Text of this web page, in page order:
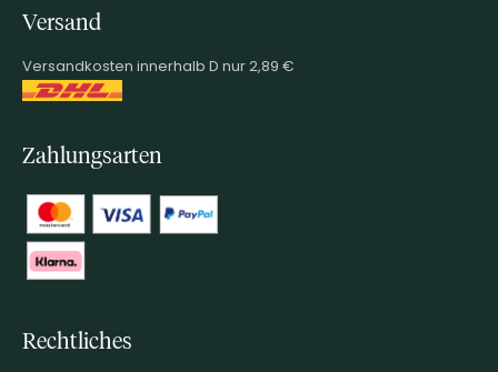
Versand
Versandkosten innerhalb D nur 2,89 €
Zahlungsarten
Rechtliches